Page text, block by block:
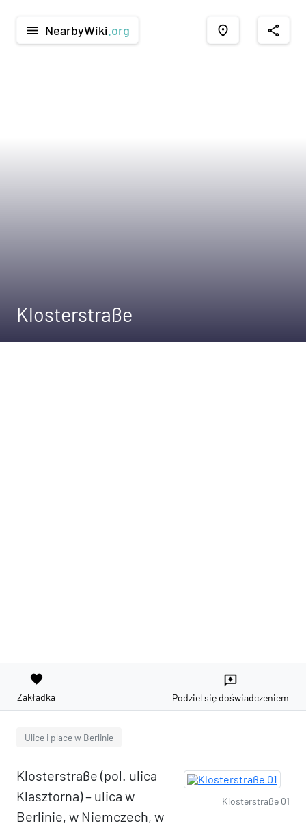
menu NearbyWiki .org place share
Klosterstraße
favorite
Zakładka
reviews
Podziel się doświadczeniem
Ulice i place w Berlinie
Klosterstraße 01
Klosterstraße (pol. ulica
Klasztorna) – ulica w
Berlinie, w Niemczech, w